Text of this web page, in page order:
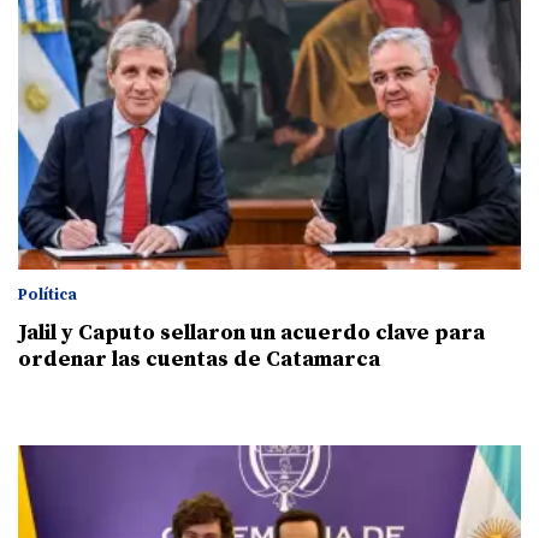
Política
Jalil y Caputo sellaron un acuerdo clave para
ordenar las cuentas de Catamarca